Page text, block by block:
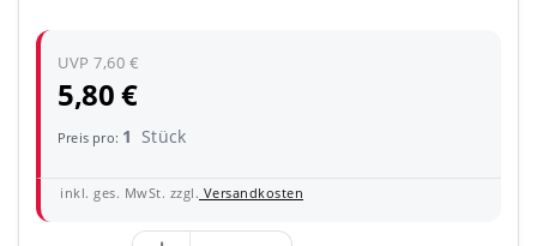
UVP 7,60 €
5,80 €
Preis pro: 1 Stück
inkl. ges. MwSt. zzgl. Versandkosten